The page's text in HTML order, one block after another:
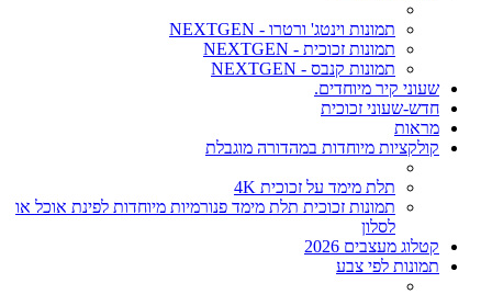
תמונות וינטג' ורטרו - NEXTGEN
תמונות זכוכית - NEXTGEN
תמונות קנבס - NEXTGEN
שעוני קיר מיוחדים.
חדש-שעוני זכוכית
מראות
קולקציות מיוחדות במהדורה מוגבלת
תלת מימד על זכוכית 4K
תמונות זכוכית תלת מימד פנורמיות מיוחדות לפינת אוכל או
לסלון
קטלוג מעצבים 2026
תמונות לפי צבע